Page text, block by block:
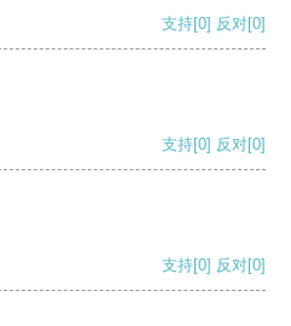
支持[0] 反对[0]
支持[0] 反对[0]
支持[0] 反对[0]